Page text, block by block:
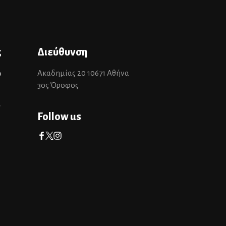
Διεύθυνση
Ακαδημίας 20 10671 Αθήνα
3ος Όροφος
Follow us